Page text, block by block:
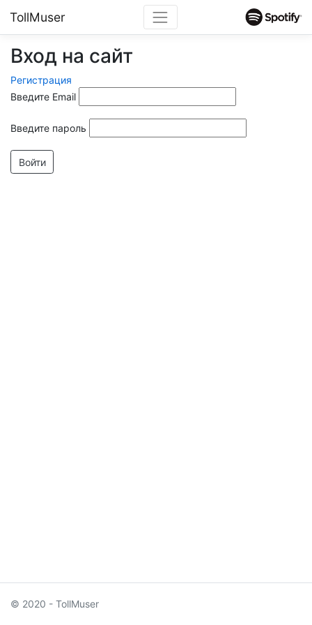
TollMuser
Вход на сайт
Регистрация
Введите Email
Введите пароль
© 2020 - TollMuser